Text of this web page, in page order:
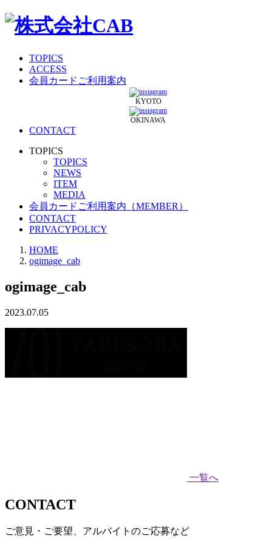
TOPICS
ACCESS
会員カードご利用案内
KYOTO
OKINAWA
CONTACT
TOPICS
TOPICS
NEWS
ITEM
MEDIA
会員カードご利用案内（MEMBER）
CONTACT
PRIVACYPOLICY
HOME
ogimage_cab
ogimage_cab
2023.07.05
一覧へ
CONTACT
ご意見・ご要望、アルバイトのご応募など